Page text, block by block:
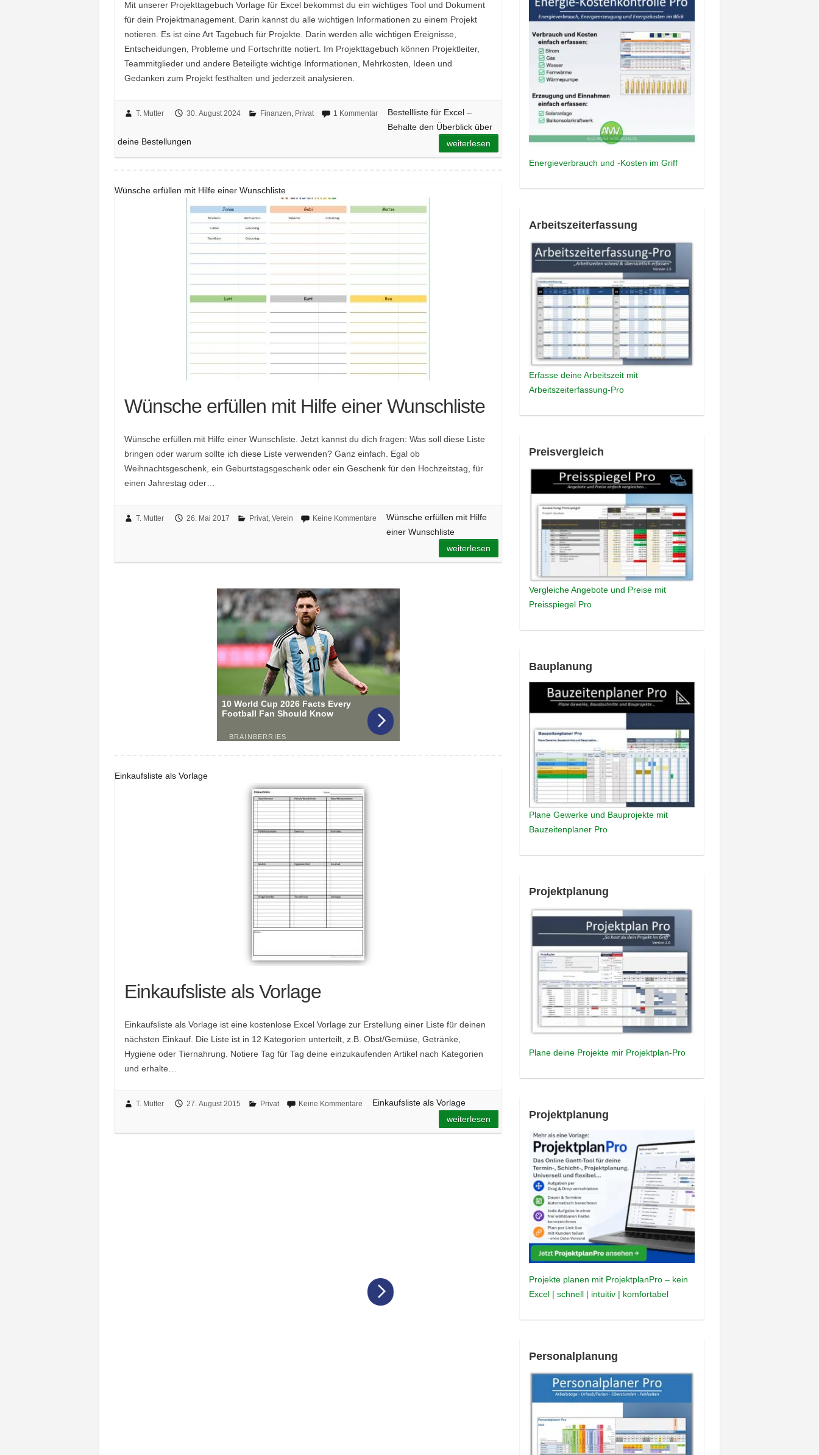
Mit unserer Projekttagebuch Vorlage für Excel bekommst du ein wichtiges Tool und Dokument
für dein Projektmanagement. Darin kannst du alle wichtigen Informationen zu einem Projekt
notieren. Es ist eine Art Tagebuch für Projekte. Darin werden alle wichtigen Ereignisse,
Entscheidungen, Probleme und Fortschritte notiert. Im Projekttagebuch können Projektleiter,
Teammitglieder und andere Beteiligte wichtige Informationen, Mehrkosten, Ideen und
Gedanken zum Projekt festhalten und jederzeit analysieren.
T. Mutter 30. August 2024 Finanzen, Privat 1 Kommentar
Bestellliste für Excel –
Behalte den Überblick über
deine Bestellungen
weiterlesen
Wünsche erfüllen mit Hilfe einer Wunschliste
Wünsche erfüllen mit Hilfe einer Wunschliste
Wünsche erfüllen mit Hilfe einer Wunschliste. Jetzt kannst du dich fragen: Was soll diese Liste
bringen oder warum sollte ich diese Liste verwenden? Ganz einfach. Egal ob
Weihnachtsgeschenk, ein Geburtstagsgeschenk oder ein Geschenk für den Hochzeitstag, für
einen Jahrestag oder…
T. Mutter 26. Mai 2017 Privat, Verein Keine Kommentare
Wünsche erfüllen mit Hilfe
einer Wunschliste
weiterlesen
Einkaufsliste als Vorlage
Einkaufsliste als Vorlage
Einkaufsliste als Vorlage ist eine kostenlose Excel Vorlage zur Erstellung einer Liste für deinen
nächsten Einkauf. Die Liste ist in 12 Kategorien unterteilt, z.B. Obst/Gemüse, Getränke,
Hygiene oder Tiernahrung. Notiere Tag für Tag deine einzukaufenden Artikel nach Kategorien
und erhalte…
T. Mutter 27. August 2015 Privat Keine Kommentare
Einkaufsliste als Vorlage
weiterlesen
Energieverbrauch und -Kosten im Griff
Arbeitszeiterfassung
Erfasse deine Arbeitszeit mit
Arbeitszeiterfassung-Pro
Preisvergleich
Vergleiche Angebote und Preise mit
Preisspiegel Pro
Bauplanung
Plane Gewerke und Bauprojekte mit
Bauzeitenplaner Pro
Projektplanung
Plane deine Projekte mir Projektplan-Pro
Projektplanung
Projekte planen mit ProjektplanPro – kein
Excel | schnell | intuitiv | komfortabel
Personalplanung